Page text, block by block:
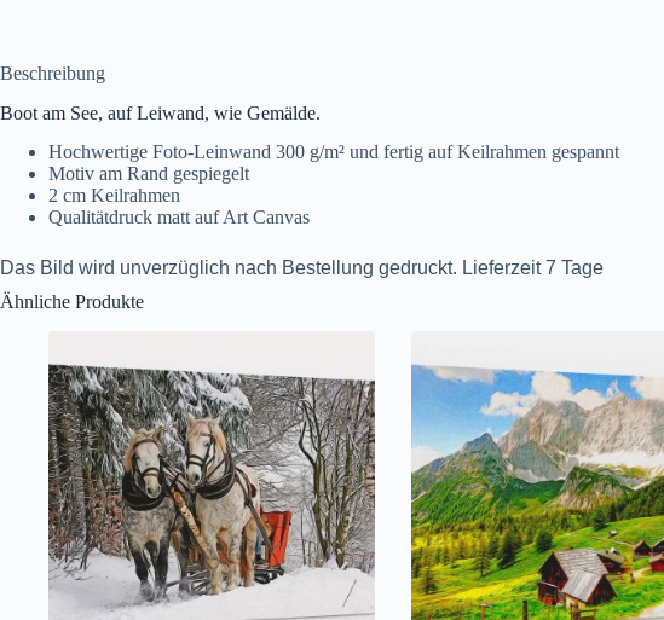
Beschreibung
Boot am See, auf Leiwand, wie Gemälde.
Hochwertige Foto-Leinwand 300 g/m² und fertig auf Keilrahmen gespannt
Motiv am Rand gespiegelt
2 cm Keilrahmen
Qualitätdruck matt auf Art Canvas
Das Bild wird unverzüglich nach Bestellung gedruckt. Lieferzeit 7 Tage
Ähnliche Produkte